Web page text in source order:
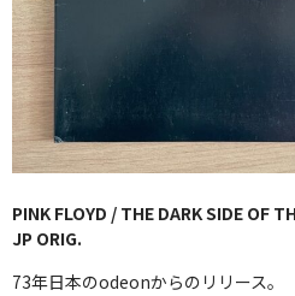
全商品
JAZZ-US
BLUE NOTE
JAZZ-EU
JAZZ-JP
PINK FLOYD / THE DARK SIDE OF
JP ORIG.
73年日本のodeonからのリリース。